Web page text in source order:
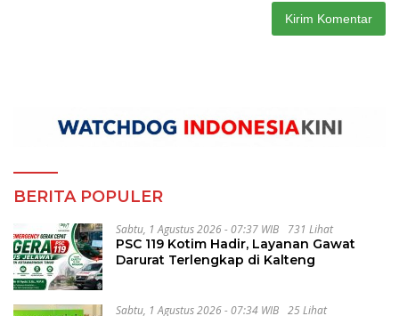
BERITA POPULER
Sabtu, 1 Agustus 2026 - 07:37 WIB 731 Lihat
PSC 119 Kotim Hadir, Layanan Gawat
Darurat Terlengkap di Kalteng
Sabtu, 1 Agustus 2026 - 07:34 WIB 25 Lihat